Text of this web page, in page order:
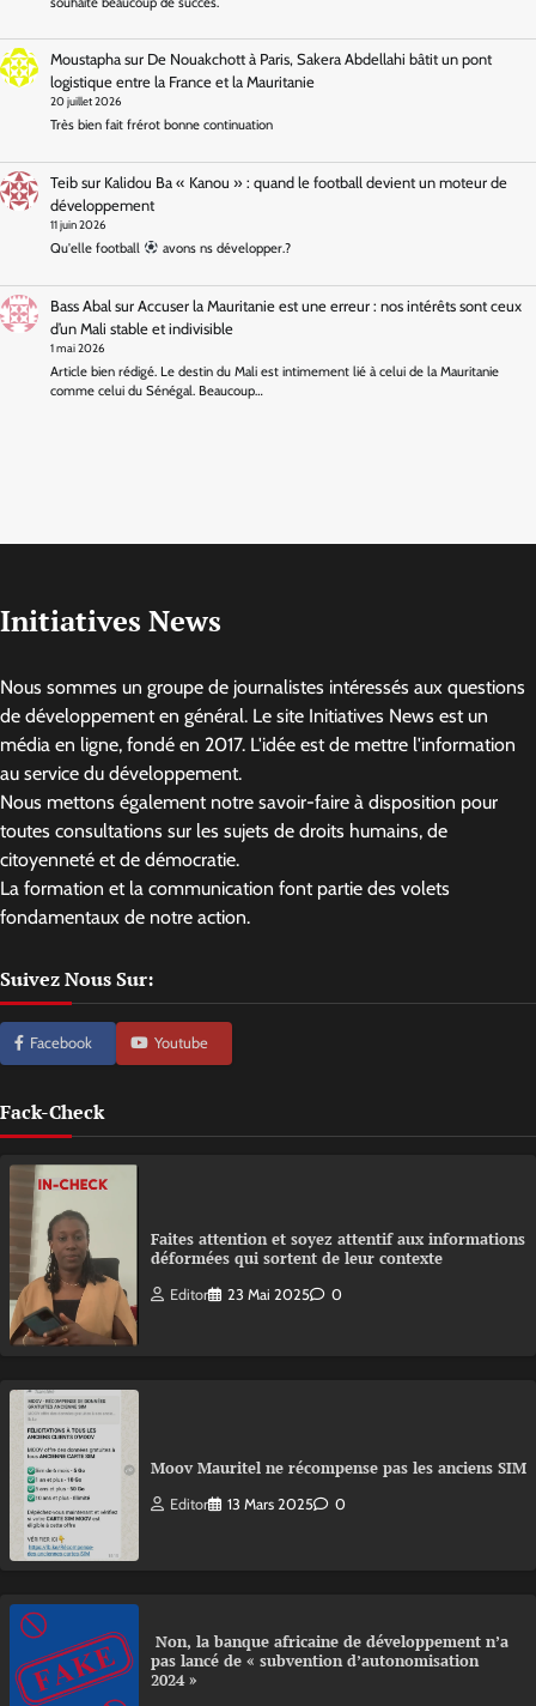
Moustaphasur De Nouakchott à Paris, Sakera Abdellahi bâtit un pont
logistique entre la France et la Mauritanie
20 juillet 2026
Très bien fait frérot bonne continuation
Teibsur Kalidou Ba « Kanou » : quand le football devient un moteur de
développement
11 juin 2026
Qu'elle football avons ns développer.?
Bass Abalsur Accuser la Mauritanie est une erreur : nos intérêts sont ceux
d’un Mali stable et indivisible
1 mai 2026
Article bien rédigé. Le destin du Mali est intimement lié à celui de la Mauritanie
comme celui du Sénégal. Beaucoup…
Initiatives News
Nous sommes un groupe de journalistes intéressés aux questions
de développement en général. Le site Initiatives News est un
média en ligne, fondé en 2017. L'idée est de mettre l'information
au service du développement.
Nous mettons également notre savoir-faire à disposition pour
toutes consultations sur les sujets de droits humains, de
citoyenneté et de démocratie.
La formation et la communication font partie des volets
fondamentaux de notre action.
Suivez Nous Sur:
Facebook Youtube
Fack-Check
Faites attention et soyez attentif aux informations
déformées qui sortent de leur contexte
Editor 23 Mai 2025 0
Moov Mauritel ne récompense pas les anciens SIM
Editor 13 Mars 2025 0
Non, la banque africaine de développement n’a
pas lancé de « subvention d’autonomisation
2024 »